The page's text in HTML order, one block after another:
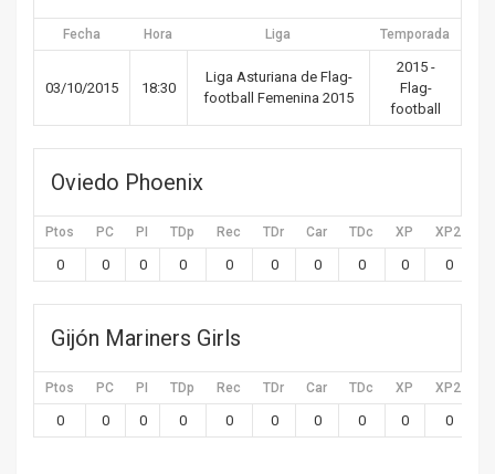
Fecha Hora Liga Temporada
03/10/2015 18:30
Liga Asturiana de Flag-
football Femenina 2015
2015 -
Flag-
football
Oviedo Phoenix
Ptos PC PI TDp Rec TDr Car TDc XP XP2
0 0 0 0 0 0 0 0 0 0
Gijón Mariners Girls
Ptos PC PI TDp Rec TDr Car TDc XP XP2
0 0 0 0 0 0 0 0 0 0